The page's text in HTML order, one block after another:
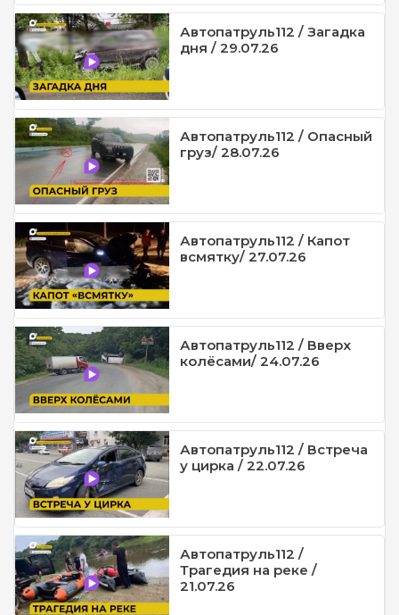
Автопатруль112 / Загадка
дня / 29.07.26
Автопатруль112 / Опасный
груз/ 28.07.26
Автопатруль112 / Капот
всмятку/ 27.07.26
Автопатруль112 / Вверх
колёсами/ 24.07.26
Автопатруль112 / Встреча
у цирка / 22.07.26
Автопатруль112 /
Трагедия на реке /
21.07.26